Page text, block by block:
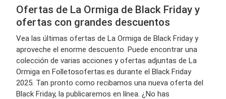
Ofertas de La Ormiga de Black Friday y
ofertas con grandes descuentos
Vea las últimas ofertas de La Ormiga de Black Friday y
aproveche el enorme descuento. Puede encontrar una
colección de varias acciones y ofertas adjuntas de La
Ormiga en Folletosofertas.es durante el Black Friday
2025. Tan pronto como recibamos una nueva oferta del
Black Friday, la publicaremos en línea. ¿No has